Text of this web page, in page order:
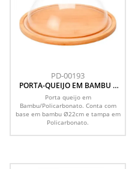
PD-00193
PORTA-QUEIJO EM BAMBU E
POLIESTIRENO - 2 PÇS
Porta queijo em
Bambu/Policarbonato. Conta com
base em bambu Ø22cm e tampa em
Policarbonato.